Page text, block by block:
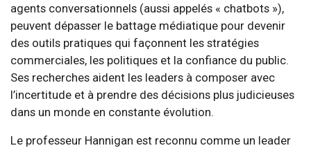
agents conversationnels (aussi appelés « chatbots »),
peuvent dépasser le battage médiatique pour devenir
des outils pratiques qui façonnent les stratégies
commerciales, les politiques et la confiance du public.
Ses recherches aident les leaders à composer avec
l’incertitude et à prendre des décisions plus judicieuses
dans un monde en constante évolution.
Le professeur Hannigan est reconnu comme un leader